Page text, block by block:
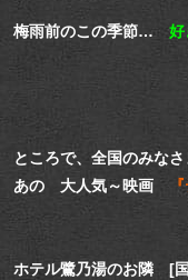
梅雨前のこの季節…好
ところで、全国のみな
あの 大人気～映画
ホテル鷺乃湯のお隣 [